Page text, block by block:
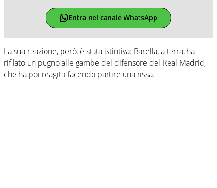
Entra nel canale WhatsApp
La sua reazione, però, è stata istintiva: Barella, a terra, ha
rifilato un pugno alle gambe del difensore del Real Madrid,
che ha poi reagito facendo partire una rissa.